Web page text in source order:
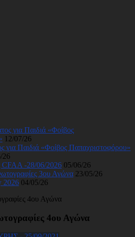
για Παιδιά «Φοίβος
12/07/26
για Παιδιά «Φοίβος Παπαχριστοφόρου»
26
CFAA -28/06/2026 05/06/26
3ου Αγώνα 23/05/26
2026 04/05/26
4ου Αγώνα